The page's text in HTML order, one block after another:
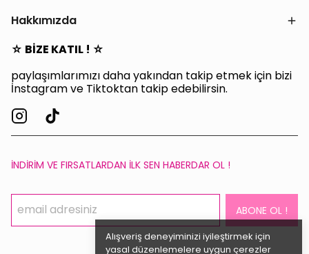
Alışveriş deneyiminizi iyileştirmek için
yasal düzenlemelere uygun çerezler
Hakkımızda
☆ BİZE KATIL ! ☆
paylaşımlarımızı daha yakından takip etmek için bizi
İnstagram ve Tiktoktan takip edebilirsin.
İNDİRİM VE FIRSATLARDAN İLK SEN HABERDAR OL !
ABONE OL !